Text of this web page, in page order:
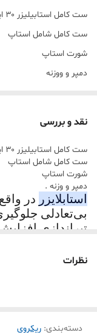
ست کامل استابیلیزر ۳۰ اینچ ورزش تیروکمان 🎯
ست کامل شامل استاپ
شورت استاپ
دمپر و ووزنه
نقد و بررسی
ست کامل استابیلیزر ۳۰ اینچ ورزش تیروکمان 🎯
ست کامل شامل استاپ
شورت استاپ
دمپر و وزنه .
استابلایزر در
بی‌تعادلی
تیراندازی
تعادل در نیروی
نظرات
دسته‌بندی: ریکروی